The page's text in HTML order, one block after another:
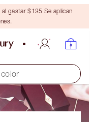
al gastar $135 Se aplican